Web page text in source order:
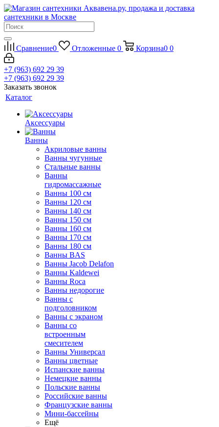
Сравнение0 Отложенные 0 Корзина0 0
+7 (963) 692 29 39
+7 (963) 692 29 39
Заказать звонок
Каталог
Аксессуары
Ванны
Акриловые ванны
Ванны чугунные
Стальные ванны
Ванны
гидромассажные
Ванны 100 см
Ванны 120 см
Ванны 140 см
Ванны 150 см
Ванны 160 см
Ванны 170 см
Ванны 180 см
Ванны BAS
Ванны Jacob Delafon
Ванны Kaldewei
Ванны Roca
Ванны недорогие
Ванны с
подголовником
Ванны с экраном
Ванны со
встроенным
смесителем
Ванны Универсал
Ванны цветные
Испанские ванны
Немецкие ванны
Польские ванны
Российские ванны
Французские ванны
Мини-бассейны
Ещё